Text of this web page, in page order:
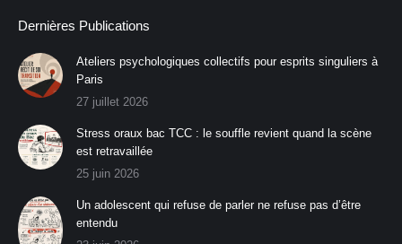
Dernières Publications
Ateliers psychologiques collectifs pour esprits singuliers à
Paris
27 juillet 2026
Stress oraux bac TCC : le souffle revient quand la scène
est retravaillée
25 juin 2026
Un adolescent qui refuse de parler ne refuse pas d’être
entendu